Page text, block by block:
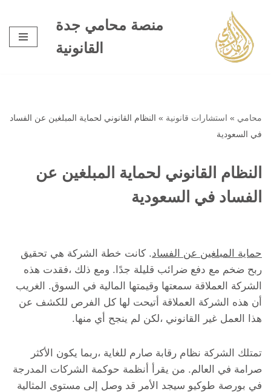
تخطى
إلى
المحتوى
منصة محامي جدة
القانونية
محامي » استشارات قانونية » النظام القانوني لحماية المبلغين عن الفساد
في السعودية
النظام القانوني لحماية المبلغين عن
الفساد في السعودية
حماية المبلغين عن الفساد. كانت خطة الشركة هي تحقيق
ربح ضخم مع دفع ضرائب قليلة جدًا. ومع ذلك ،فقدت هذه
الشركة العملاقة سمعتها وقيمتها المالية في السوق. الغريب
أن هذه الشركة العملاقة أتيحت لها كل الفرص للكشف عن
هذا العمل غير القانوني ،لكن لم ينجح أي منها.
تمتلك الشركة نظام رقابة صارم للغاية ،ربما يكون الأكثر
صرامة في العالم. من يقرأ أنظمة حوكمة الشركات المدرجة
في بورصة طوكيو سيجد الأمر قد وصل إلى مستوى المثالية